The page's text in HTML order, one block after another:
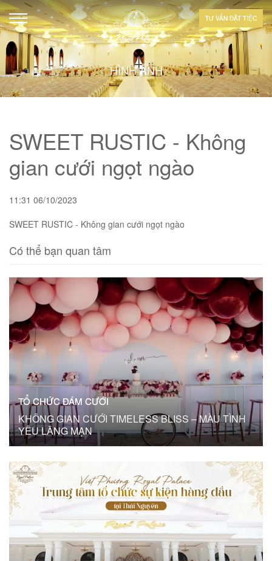
TƯ VẤN ĐẶT TIỆC
HÌNH ẢNH
SWEET RUSTIC - Không
gian cưới ngọt ngào
11:31 06/10/2023
SWEET RUSTIC - Không gian cưới ngọt ngào
Có thể bạn quan tâm
TỔ CHỨC ĐÁM CƯỚI
KHÔNG GIAN CƯỚI TIMELESS BLISS – MÀU TÌNH
YÊU LÃNG MẠN